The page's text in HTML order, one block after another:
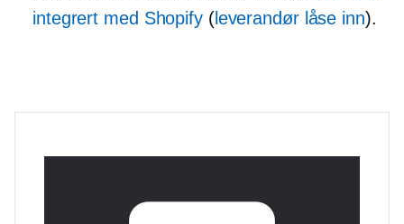
integrert med Shopify(leverandør låse inn).